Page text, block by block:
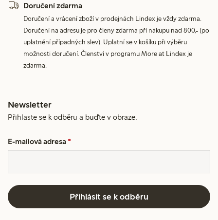
Doručení zdarma
Doručení a vrácení zboží v prodejnách Lindex je vždy zdarma.
Doručení na adresu je pro členy zdarma při nákupu nad 800,- (po
uplatnění případných slev). Uplatní se v košíku při výběru
možnosti doručení. Členství v programu More at Lindex je
zdarma.
Newsletter
Přihlaste se k odběru a buďte v obraze.
E-mailová adresa *
Přihlásit se k odběru